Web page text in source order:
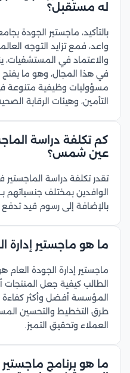
له مستقبل؟
بالتأكيد، ماجستير الجودة
واعد، فمع تزايد التوجه
والاعتماد في
في هذا المجال، وهو ما يفتح
مسؤوليات وظيفية متنوعة
التأمين، وهيئات الرقابة
كم تكلفة دراسة
عين شمس؟
تقدر تكلفة دراسة
بالإضافة إلى رسوم قيد
ما هو ماجستير إدارة
ماجستير إدارة الجودة العام
الطالب كيفية جعل
المؤسسة أفضل وأكثر كفاءة
طرق التخطيط والتحسين
العملاء وتحقيق التميز.
ما هو برنامج ماجستير